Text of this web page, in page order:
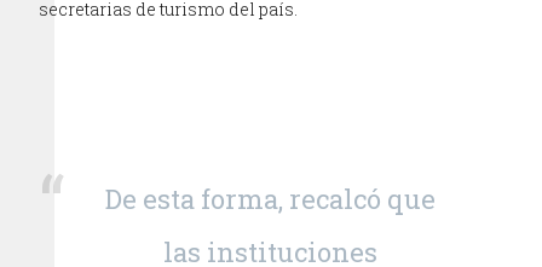
secretarias de turismo del país.
De esta forma, recalcó que
las instituciones